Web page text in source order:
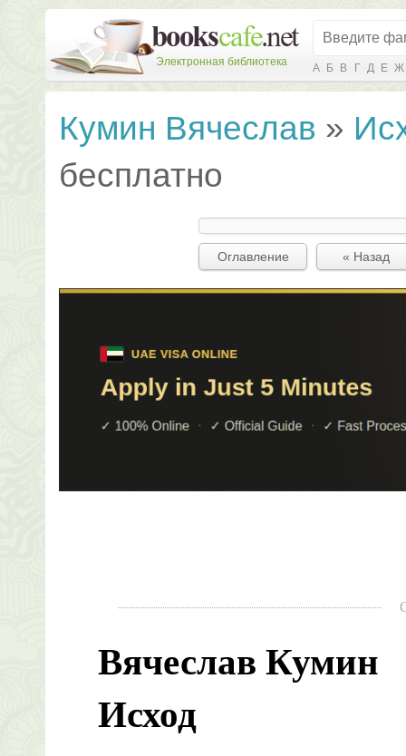
Электронная библиотека А Б В Г Д Е Ж
Кумин Вячеслав »
бесплатно
Оглавление « Назад
Вячеслав Кумин
Исход